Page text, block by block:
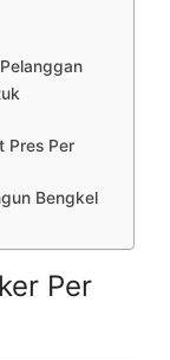
Pres Per
Bengkel
Per